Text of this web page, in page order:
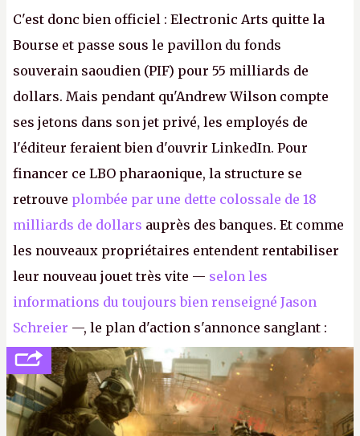
C'est donc bien officiel : Electronic Arts quitte la
Bourse et passe sous le pavillon du fonds
souverain saoudien (PIF) pour 55 milliards de
dollars. Mais pendant qu'Andrew Wilson compte
ses jetons dans son jet privé, les employés de
l'éditeur feraient bien d'ouvrir LinkedIn. Pour
financer ce LBO pharaonique, la structure se
retrouve plombée par une dette colossale de 18
milliards de dollars auprès des banques. Et comme
les nouveaux propriétaires entendent rentabiliser
leur nouveau jouet très vite — selon les
informations du toujours bien renseigné Jason
Schreier —, le plan d'action s'annonce sanglant :
réductions de coûts drastiques, fermetures de
studios et licenciements massifs. En gros, essorer
FCetBattlefield, puis virer le reste.P.